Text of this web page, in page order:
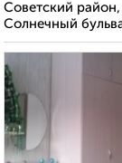
Советский
Солнечный